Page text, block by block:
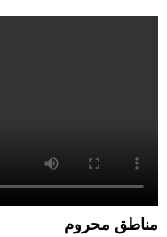
مناطق محروم